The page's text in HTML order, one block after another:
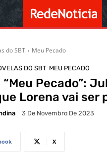
do SBT Meu Pecado
DO SBT MEU PECADO
“Meu Pecado”:
Lorena vai ser
3 De Novembro De 2023
X